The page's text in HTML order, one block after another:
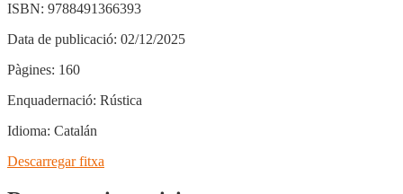
ISBN: 9788491366393
Data de publicació: 02/12/2025
Pàgines: 160
Enquadernació: Rústica
Idioma: Catalán
Descarregar fitxa